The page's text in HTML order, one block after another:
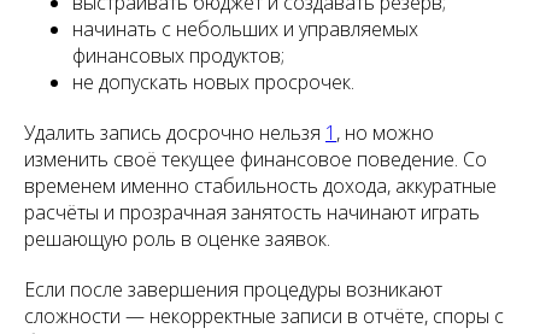
начинать с небольших и управляемых
финансовых продуктов;
не допускать новых просрочек.
Удалить запись досрочно нельзя 1 , но можно
изменить своё текущее финансовое поведение. Со
временем именно стабильность дохода, аккуратные
расчёты и прозрачная занятость начинают играть
решающую роль в оценке заявок.
Если после завершения процедуры возникают
сложности — некорректные записи в отчёте, споры с